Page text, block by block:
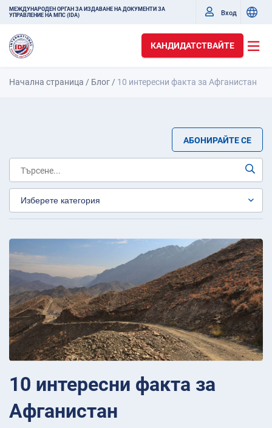
МЕЖДУНАРОДЕН ОРГАН ЗА ИЗДАВАНЕ НА ДОКУМЕНТИ ЗА
УПРАВЛЕНИЕ НА МПС (IDA)
Вход
КАНДИДАТСТВАЙТЕ
Начална страница / Блог / 10 интересни факта за Афганистан
АБОНИРАЙТЕ СЕ
10 интересни факта за
Афганистан